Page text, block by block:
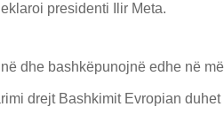
presidenti Ilir Meta.
dhe bashkëpunojnë edhe në
drejt Bashkimit Evropian duhet